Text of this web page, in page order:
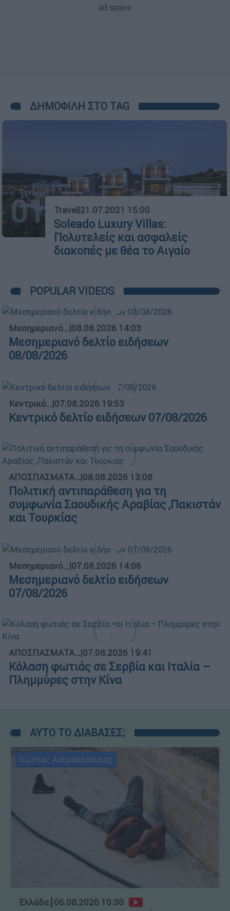
ΔΗΜΟΦΙΛΗ ΣΤΟ TAG
01 Travel|21.07.2021 15:00
Soleado Luxury Villas:
Πολυτελείς και ασφαλείς
διακοπές με θέα το Αιγαίο
POPULAR VIDEOS
Μεσημεριανό...|08.08.2026 14:03
Μεσημεριανό δελτίο ειδήσεων
08/08/2026
Κεντρικό...|07.08.2026 19:53
Κεντρικό δελτίο ειδήσεων 07/08/2026
ΑΠΟΣΠΑΣΜΑΤΑ...|08.08.2026 13:08
Πολιτική αντιπαράθεση για τη
συμφωνία Σαουδικής Αραβίας ,Πακιστάν
και Τουρκίας
Μεσημεριανό...|07.08.2026 14:06
Μεσημεριανό δελτίο ειδήσεων
07/08/2026
ΑΠΟΣΠΑΣΜΑΤΑ...|07.08.2026 19:41
Κόλαση φωτιάς σε Σερβία και Ιταλία –
Πλημμύρες στην Κίνα
ΑΥΤΟ ΤΟ ΔΙΑΒΑΣΕΣ;
Κώστας Ασημακόπουλος
Ελλάδα┋06.08.2026 10:30